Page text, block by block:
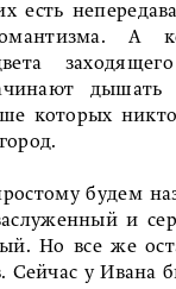
есть
А
дышать
которых
будем
и
Но все же
Сейчас у Ивана